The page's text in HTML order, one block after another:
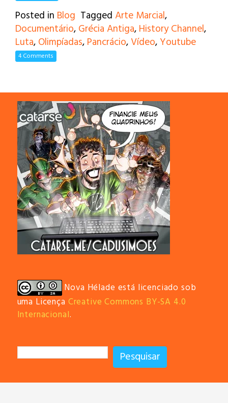
Posted in Blog Tagged Arte Marcial,
Documentário, Grécia Antiga, History Channel,
Luta, Olimpíadas, Pancrácio,Vídeo,Youtube
4 Comments
Nova Hélade está licenciado sob
uma Licença Creative Commons BY-SA 4.0
Internacional.
Pesquisar